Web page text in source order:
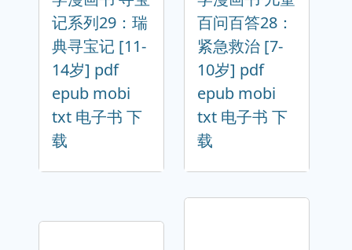
记系列29：瑞
典寻宝记 [11-
14岁] pdf
epub mobi
txt 电子书 下
载
百问百答28：
紧急救治 [7-
10岁] pdf
epub mobi
txt 电子书 下
载